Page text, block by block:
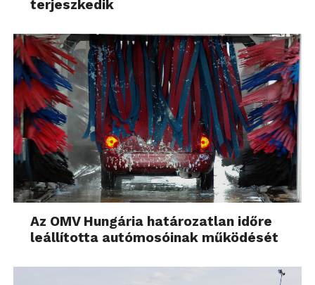
terjeszkedik
Az OMV Hungária határozatlan időre
leállította autómosóinak működését